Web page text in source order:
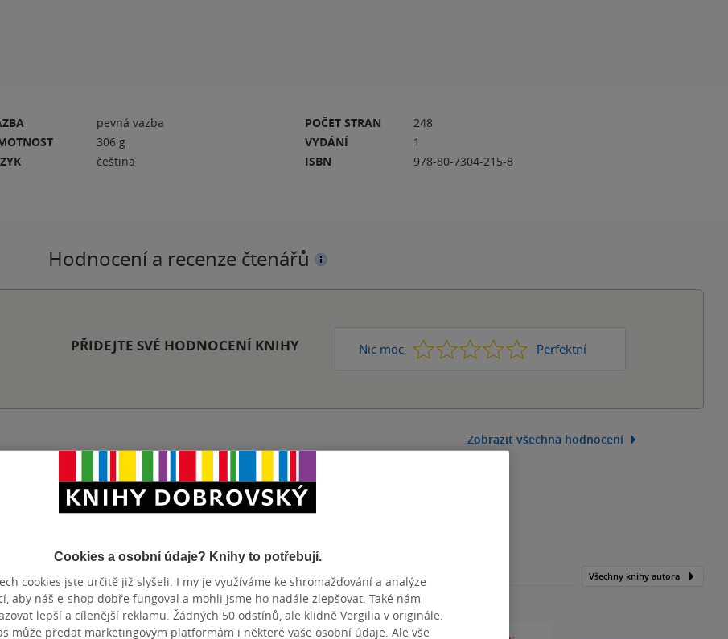
pevná vazba
306 g
čeština
POČET STRAN
248
VYDÁNÍ
1
ISBN
978-80-7304-215-8
Hodnocení a recenze čtenářů
PŘIDEJTE SVÉ HODNOCENÍ KNIHY Nic moc 1 2 3 4 Perfektní
5
Zobrazit všechna hodnocení
Přidat hodnocení
Všechny knihy autora
Cookies a osobní údaje? Knihy to potřebují.
cookies jste určitě již slyšeli. I my je využíváme ke shromažďování a analýze
aby náš e-shop dobře fungoval a mohli jsme ho nadále zlepšovat. Také nám
lepší a cílenější reklamu. Žádných 50 odstínů, ale klidně Vergilia v originále.
může předat marketingovým platformám i některé vaše osobní údaje. Ale vše